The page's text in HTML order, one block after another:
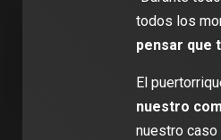
todos los
pensar que
El
nuestro
nuestro caso